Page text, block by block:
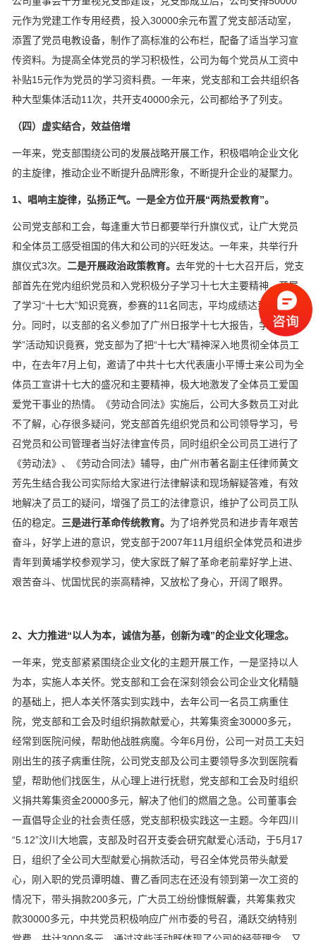
元作为党建工作专用经费，投入30000余元布置了党支部活动室，
添置了党员电教设备，制作了高标准的公布栏，配备了适当学习宣
传资料。为提高全体党员的学习积极性，公司为每个党员从工资中
补贴15元作为党员的学习资料费。一年来，党支部和工会共组织各
种大型集体活动11次，共开支40000余元，公司都给予了列支。
（四）虚实结合，效益倍增
一年来，党支部围绕公司的发展战略开展工作，积极唱响企业文化
的主旋律，推动企业不断提升品牌形象，不断提升企业的凝聚力。
1、唱响主旋律，弘扬正气。一是全方位开展“两热爱教育”。
公司党支部和工会，每逢重大节日都要举行升旗仪式，让广大党员
和全体员工感受祖国的伟大和公司的兴旺发达。一年来，共举行升
旗仪式3次。 二是开展政治政策教育。 去年党的十七大召开后，党支
部首先在党内组织党员和入党积极分子学习十七大主要精神，开展
了学习“十七大”知识竞赛，参赛的11名同志，平均成绩达到了92
分。同时，以支部的名义参加了广州日报学十七大报告，学党章“双
学”活动知识竟赛，党支部为了把“十七大”精神深入地贯彻全体员工
中，在去年7月上旬，邀请了中共十七大代表唐小平博士来公司为全
体员工宣讲十七大的盛况和主要精神，极大地激发了全体员工爱国
爱党干事业的热情。《劳动合同法》实施后，公司大多数员工对此
不了解，心存很多疑问，党支部首先组织党员和公司领导学习，号
召党员和公司管理者当好法律宣传员，同时组织全公司员工进行了
《劳动法》、《劳动合同法》辅导，由广州市著名副主任律师黄文
芳先生结合我公司实际给大家进行法律解读和现场解疑答难，有效
地解决了员工的疑问，增强了员工的法律意识，维护了公司员工队
伍的稳定。 三是进行革命传统教育。 为了培养党员和进步青年艰苦
奋斗，好学上进的意识，党支部于2007年11月组织全体党员和进步
青年到黄埔学校参观学习，使大家既了解了革命老前辈好学上进、
艰苦奋斗、忧国忧民的崇高精神，又放松了身心，开阔了眼界。
2、大力推进“以人为本，诚信为基，创新为魂”的企业文化理念。
一年来，党支部紧紧围绕企业文化的主题开展工作，一是坚持以人
为本，实施人本关怀。党支部和工会在深刻领会公司企业文化精髓
的基础上，把人本关怀落实到实践中，去年公司一名员工病重住
院，党支部和工会及时组织捐款献爱心，共筹集资金30000多元，
经常到医院问候，帮助他战胜病魔。今年6月份，公司一对员工夫妇
刚出生的孩子病重住院，公司党支部及公司主要领导多次到医院看
望，帮助他们找医生，从心理上进行抚慰，党支部和工会及时组织
义捐共筹集资金20000多元，解决了他们的燃眉之急。公司董事会
一直倡导企业的社会责任感，党支部积极实践这一主题。今年四川
“5.12”汶川大地震，支部及时召开支委会研究献爱心活动，于5月17
日，组织了全公司大型献爱心捐款活动，号召全体党员带头献爱
心，刚入职的党员谭明雄、曹乙香同志在还没有领到第一次工资的
情况下，带头捐款200多元，广大员工纷纷慷慨解囊，共筹集救灾
款30000多元，中共党员积极响应广州市委的号召，涌跃交纳特别